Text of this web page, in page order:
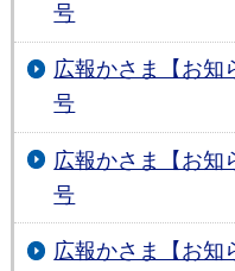
号
広報かさま【お
号
広報かさま【お
号
広報かさま【お